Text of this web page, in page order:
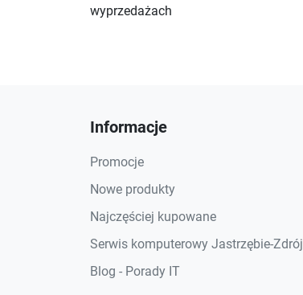
wyprzedażach
Informacje
Promocje
Nowe produkty
Najczęściej kupowane
Serwis komputerowy Jastrzębie-Zdrój
Blog - Porady IT